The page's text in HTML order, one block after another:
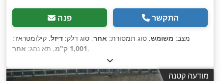
פנה התקשר
מצב: משומש, סוג תמסורת: אחר, סוג דלק: דיזל, קילומטראז':
1,001 ק"מ
, תא נהג: אחר ,
מודעה קטנה